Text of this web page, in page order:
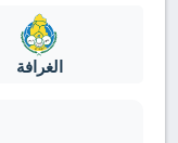
الغرافة